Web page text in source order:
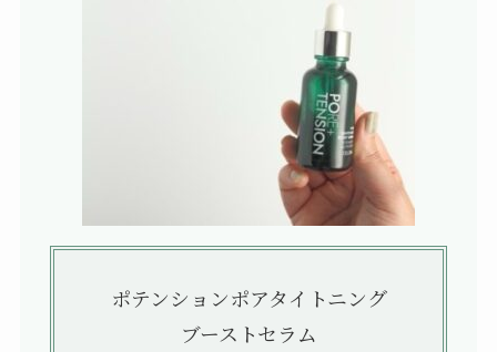
ポテンションポアタイトニング
ブーストセラム